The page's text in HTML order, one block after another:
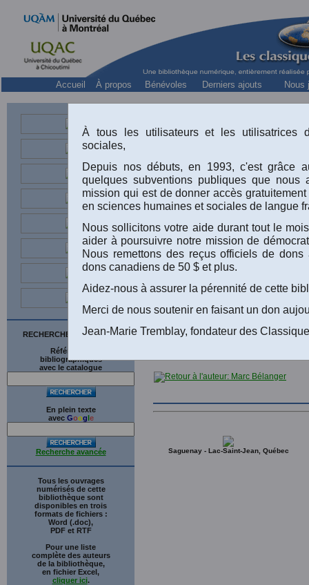
Accueil À propos Bénévoles Derniers ajouts Nous
RECHERCHE SUR LE SITE
Références
bibliographiques
avec le catalogue
En plein texte
avec Google
Recherche avancée
Tous les ouvrages
numérisés de cette
bibliothèque sont
disponibles en trois
formats de fichiers :
Word (.doc),
PDF et RTF
Pour une liste
complète des auteurs
de la bibliothèque,
en fichier Excel,
cliquer ici.
Saguenay - Lac-Saint-Jean, Québec
À tous les utilisateurs et les utilisatrices
sociales,
Depuis nos débuts, en 1993, c'est grâce
quelques subventions publiques que
mission qui est de donner accès
en sciences humaines et sociales de langue
Nous sollicitons votre aide durant tout le
aider à poursuivre notre mission de
Nous remettons des reçus officiels de
dons canadiens de 50 $ et plus.
Aidez-nous à assurer la pérennité de cette
Merci de nous soutenir en faisant un don
Jean-Marie Tremblay, fondateur des